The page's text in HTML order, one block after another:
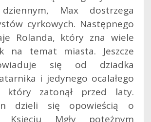
Max dostrzega
cyrkowych. Następnego
Rolanda, który zna wiele
na temat miasta. Jeszcze
się od dziadka
i jedynego ocalałego
który zatonął przed laty.
dzieli się opowieścią o
Księciu Mgły potężnym